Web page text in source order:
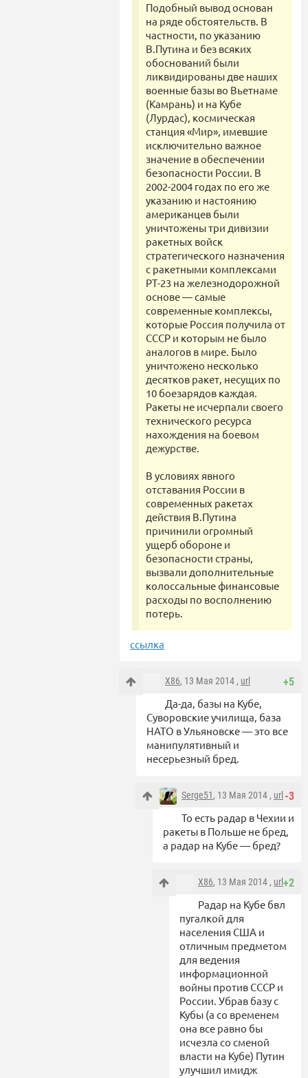
Подобный вывод основан
на ряде обстоятельств. В
частности, по указанию
В.Путина и без всяких
обоснований были
ликвидированы две наших
военные базы во Вьетнаме
(Камрань) и на Кубе
(Лурдас), космическая
станция «Мир», имевшие
исключительно важное
значение в обеспечении
безопасности России. В
2002-2004 годах по его же
указанию и настоянию
американцев были
уничтожены три дивизии
ракетных войск
стратегического назначения
с ракетными комплексами
РТ-23 на железнодорожной
основе — самые
современные комплексы,
которые Россия получила от
СССР и которым не было
аналогов в мире. Было
уничтожено несколько
десятков ракет, несущих по
10 боезарядов каждая.
Ракеты не исчерпали своего
технического ресурса
нахождения на боевом
дежурстве.
В условиях явного
отставания России в
современных ракетах
действия В.Путина
причинили огромный
ущерб обороне и
безопасности страны,
вызвали дополнительные
колоссальные финансовые
расходы по восполнению
потерь.
ссылка
+5
X86, 13 Мая 2014 , url
Да-да, базы на Кубе,
Суворовские училища, база
НАТО в Ульяновске — это все
манипулятивный и
несерьезный бред.
-3
Serge51, 13 Мая 2014 , url
То есть радар в Чехии и
ракеты в Польше не бред,
а радар на Кубе — бред?
+2
X86, 13 Мая 2014 , url
Радар на Кубе бвл
пугалкой для
населения США и
отличным предметом
для ведения
информационной
войны против СССР и
России. Убрав базу с
Кубы (а со временем
она все равно бы
исчезла со сменой
власти на Кубе) Путин
улучшил имидж